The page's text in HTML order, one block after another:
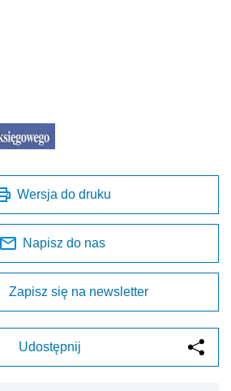
Wersja do druku
Napisz do nas
Zapisz się na newsletter
Udostępnij